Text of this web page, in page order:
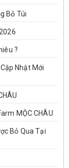
Bỏ Túi
?
Nhật Mới
MỘC CHÂU
Bỏ Qua Tại